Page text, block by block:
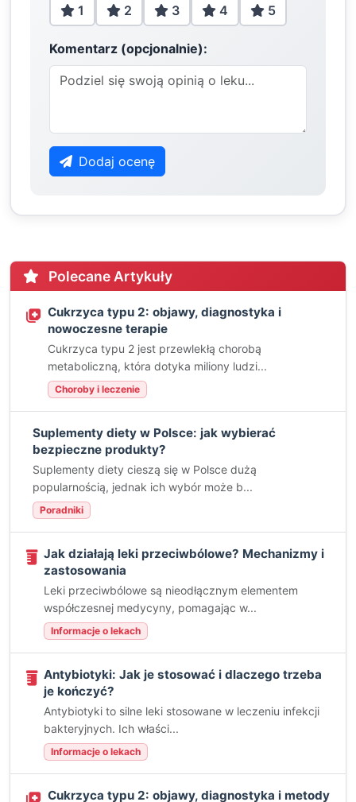
1 2 3 4 5
Komentarz (opcjonalnie):
Dodaj ocenę
Polecane Artykuły
Cukrzyca typu 2: objawy, diagnostyka i
nowoczesne terapie
Cukrzyca typu 2 jest przewlekłą chorobą
metaboliczną, która dotyka miliony ludzi...
Choroby i leczenie
Suplementy diety w Polsce: jak wybierać
bezpieczne produkty?
Suplementy diety cieszą się w Polsce dużą
popularnością, jednak ich wybór może b...
Poradniki
Jak działają leki przeciwbólowe? Mechanizmy i
zastosowania
Leki przeciwbólowe są nieodłącznym elementem
współczesnej medycyny, pomagając w...
Informacje o lekach
Antybiotyki: Jak je stosować i dlaczego trzeba
je kończyć?
Antybiotyki to silne leki stosowane w leczeniu infekcji
bakteryjnych. Ich właści...
Informacje o lekach
Cukrzyca typu 2: objawy, diagnostyka i metody